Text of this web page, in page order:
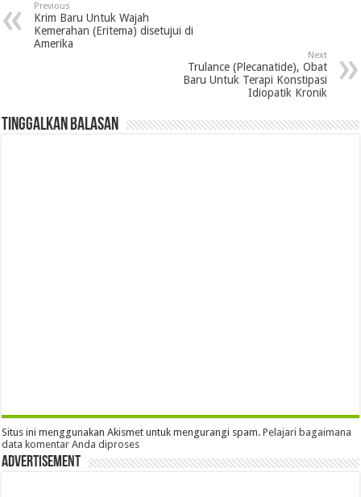
Previous
Krim Baru Untuk Wajah
Kemerahan (Eritema) disetujui di
Amerika
Next
Trulance (Plecanatide), Obat
Baru Untuk Terapi Konstipasi
Idiopatik Kronik
Tinggalkan Balasan
Situs ini menggunakan Akismet untuk mengurangi spam.Pelajari bagaimana
data komentar Anda diproses
Advertisement